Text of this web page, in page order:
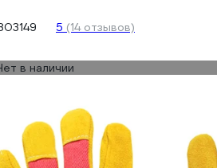
5 (14 отзывов)
в наличии